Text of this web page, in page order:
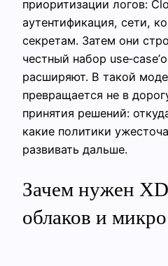
приоритизации логов:
аутентификация, сети,
секретам. Затем они
честный набор
расширяют. В такой
превращается не в
принятия решений:
какие политики
развивать дальше.
Зачем нужен
облаков и